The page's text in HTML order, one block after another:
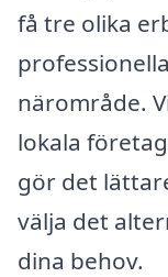
få tre olika
närområde.
lokala
gör det
välja det
dina behov.